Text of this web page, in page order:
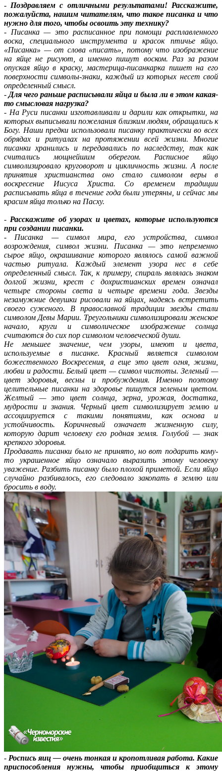
- Поздравляем с отличными результатами! Расскажите,
пожалуйста, нашим читателям, что такое писанка и что
нужно для того, чтобы освоить эту технику?
- Писанка — это расписанное при помощи расплавленного
воска, специального инструмента и красок птичье яйцо.
«Писанка» — от слова «писать», потому что изображение
на яйце не рисуют, а именно пишут воском. Раз за разом
опуская яйцо в краску, мастерица-писанкарка пишет на его
поверхности символы-знаки, каждый из которых несет свой
определенный смысл.
- Для чего раньше расписывали яйца и была ли в этом какая-
то смысловая нагрузка?
- На Руси писанки изготавливали и дарили как открытки, на
которых выписывали пожелания близким людям, обращались к
Богу. Наши предки использовали писанку практически во всех
обрядах и ритуалах на протяжении всей жизни. Многие
писанки хранились и передавались по наследству, так как
считались мощнейшим оберегом. Расписное яйцо
символизировало круговорот и цикличность жизни. А после
принятия христианства оно стало символом веры в
воскресение Иисуса Христа. Со временем традиции
расписывать яйца в течение года были утеряны, и сейчас мы
красим яйца только на Пасху.
- Расскажите об узорах и цветах, которые используются
при создании писанки.
- Писанка — символ мира, его устройства, символ
возрождения, символ жизни. Писанка — это непременно
сырое яйцо, окрашивание которого являлось самой важной
частью ритуала. Каждый элемент узора нес в себе
определенный смысл. Так, к примеру, спираль являлась знаком
долгой жизни, крест с дохристианских времен означал
четыре стороны света и четыре времени года. Звезды
незамужние девушки рисовали на яйцах, надеясь встретить
своего суженого. В православной традиции звезды стали
символом Девы Марии. Треугольники символизировали женское
начало, круги и символическое изображение солнца
считаются до сих пор символом человеческой души.
Не меньшее значение, чем узоры, имеют и цвета,
используемые в писанке. Красный является символом
божественного Воскресения, а еще это цвет огня, жизни,
любви и радости. Белый цвет — символ чистоты. Зеленый —
цвет здоровья, весны и пробуждения. Именно поэтому
целительные писанки на здоровье пишутся зеленым цветом.
Желтый — это цвет солнца, зерна, урожая, достатка,
мудрости и знания. Черный цвет символизирует землю и
ассоциируется с такими понятиями, как основа и
устойчивость. Коричневый означает жизненную силу,
которую дарит человеку его родная земля. Голубой — знак
крепкого здоровья.
Продавать писанки было не принято, но вот подарить кому-
то украшенное яйцо означало выразить этому человеку
уважение. Разбить писанку было плохой приметой. Если яйцо
случайно разбивалось, его следовало закопать в землю или
бросить в воду.
- Роспись яиц — очень тонкая и кропотливая работа. Какие
приспособления нужны, чтобы приобщиться к этому